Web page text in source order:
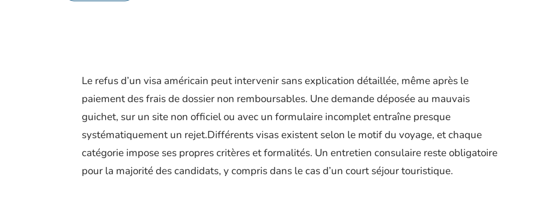
Le refus d’un visa américain peut intervenir sans explication détaillée, même après le
paiement des frais de dossier non remboursables. Une demande déposée au mauvais
guichet, sur un site non officiel ou avec un formulaire incomplet entraîne presque
systématiquement un rejet.Différents visas existent selon le motif du voyage, et chaque
catégorie impose ses propres critères et formalités. Un entretien consulaire reste obligatoire
pour la majorité des candidats, y compris dans le cas d’un court séjour touristique.